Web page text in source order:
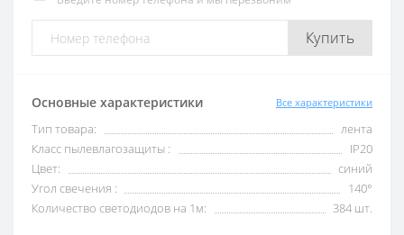
Купить
Основные характеристики Все характеристики
Тип товара:
лента
Класс пылевлагозащиты :
IP20
Цвет:
синий
Угол свечения :
140°
Количество светодиодов на 1м:
384 шт.